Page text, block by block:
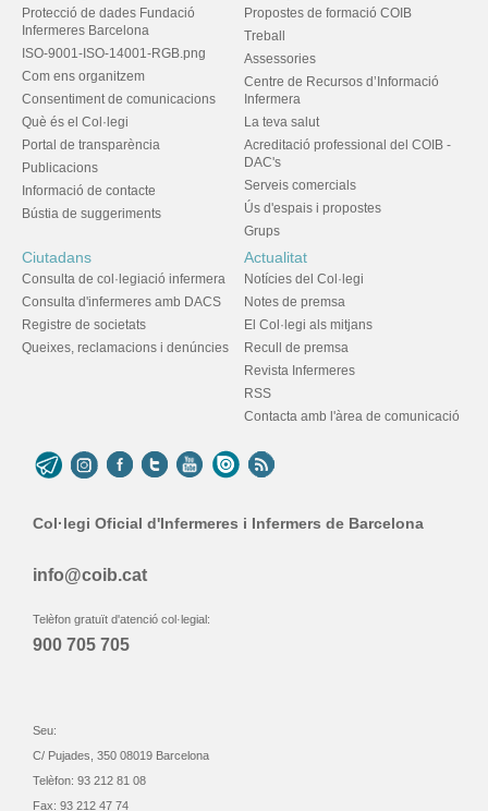
Protecció de dades Fundació
Infermeres Barcelona
ISO-9001-ISO-14001-RGB.png
Com ens organitzem
Consentiment de comunicacions
Què és el Col·legi
Portal de transparència
Publicacions
Informació de contacte
Bústia de suggeriments
Propostes de formació COIB
Treball
Assessories
Centre de Recursos d’Informació
Infermera
La teva salut
Acreditació professional del COIB -
DAC's
Serveis comercials
Ús d'espais i propostes
Grups
Ciutadans
Consulta de col·legiació infermera
Consulta d'infermeres amb DACS
Registre de societats
Queixes, reclamacions i denúncies
Actualitat
Notícies del Col·legi
Notes de premsa
El Col·legi als mitjans
Recull de premsa
Revista Infermeres
RSS
Contacta amb l'àrea de comunicació
Col·legi Oficial d'Infermeres i Infermers de Barcelona
info@coib.cat
Telèfon gratuït d'atenció col·legial:
900 705 705
Seu:
C/ Pujades, 350 08019 Barcelona
Telèfon: 93 212 81 08
Fax: 93 212 47 74